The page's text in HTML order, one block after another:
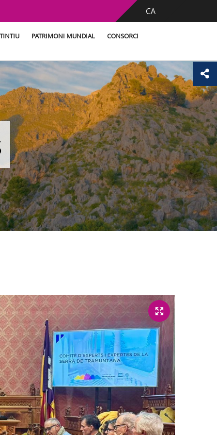
CA
PATRIMONI MUNDIAL CONSORCI